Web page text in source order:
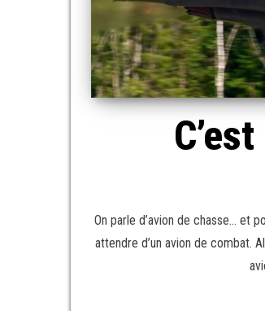
On parle d’avion de chasse… et
attendre d’un avion de combat.